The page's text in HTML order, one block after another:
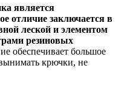
является
отличие заключается в
леской и элементом
резиновых
обеспечивает большое
крючки, не